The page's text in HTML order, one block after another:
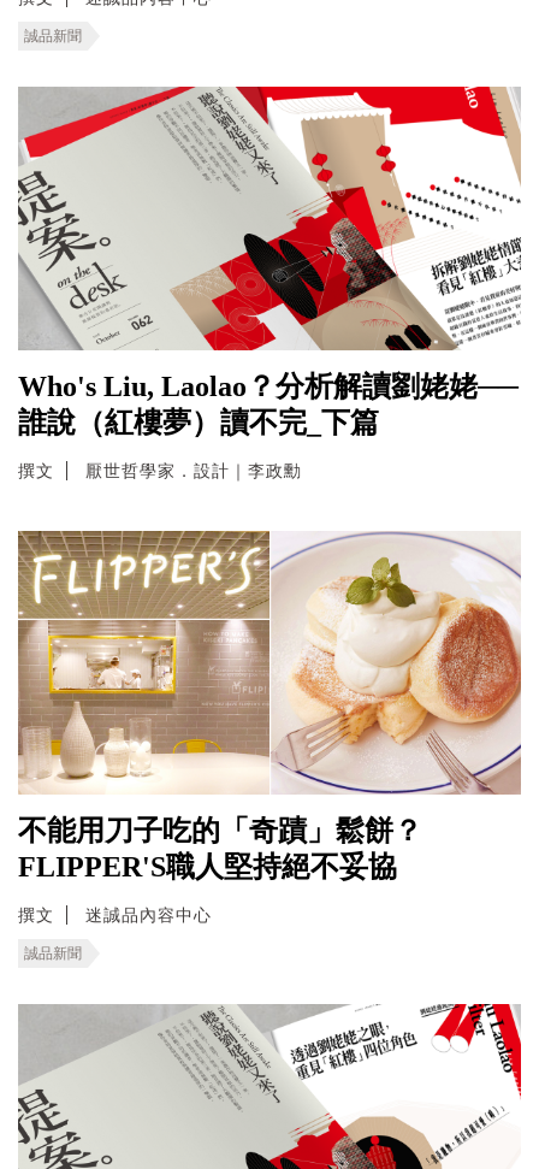
誠品新聞
Who's Liu, Laolao？分析解讀劉姥姥──
誰說（紅樓夢）讀不完_下篇
撰文 厭世哲學家．設計｜李政勳
不能用刀子吃的「奇蹟」鬆餅？
FLIPPER'S職人堅持絕不妥協
撰文 迷誠品內容中心
誠品新聞